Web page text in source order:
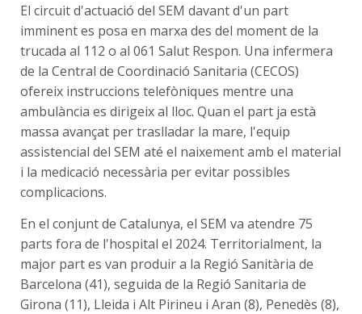
El circuit d'actuació del SEM davant d'un part
imminent es posa en marxa des del moment de la
trucada al 112 o al 061 Salut Respon. Una infermera
de la Central de Coordinació Sanitaria (CECOS)
ofereix instruccions telefòniques mentre una
ambulància es dirigeix al lloc. Quan el part ja està
massa avançat per traslladar la mare, l'equip
assistencial del SEM até el naixement amb el material
i la medicació necessària per evitar possibles
complicacions.
En el conjunt de Catalunya, el SEM va atendre 75
parts fora de l'hospital el 2024. Territorialment, la
major part es van produir a la Regió Sanitària de
Barcelona (41), seguida de la Regió Sanitaria de
Girona (11), Lleida i Alt Pirineu i Aran (8), Penedès (8),